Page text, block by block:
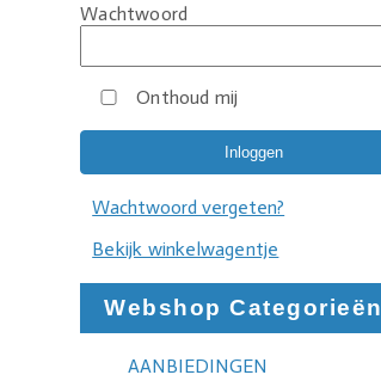
Wachtwoord
Onthoud mij
Wachtwoord vergeten?
Bekijk winkelwagentje
Webshop Categorieën
AANBIEDINGEN